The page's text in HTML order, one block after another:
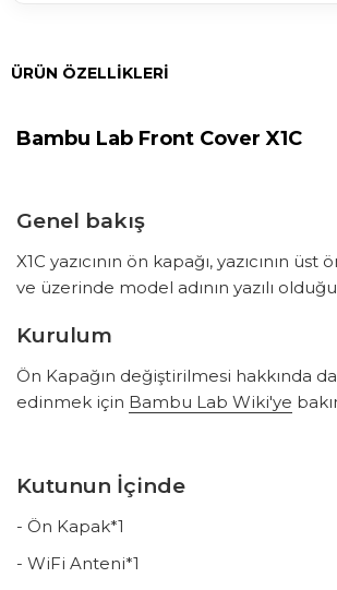
ÜRÜN ÖZELLIKLERI
Bambu Lab Front Cover X1C
Genel bakış
X1C yazıcının ön kapağı, yazıcının üst
ve üzerinde model adının yazılı
Kurulum
Ön Kapağın değiştirilmesi hakkında
edinmek için Bambu Lab Wiki'ye
Kutunun İçinde
- Ön Kapak*1
- WiFi Anteni*1